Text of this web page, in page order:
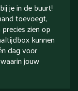
je in de buurt!
toevoegt,
zien op
kunnen
dag voor
jouw